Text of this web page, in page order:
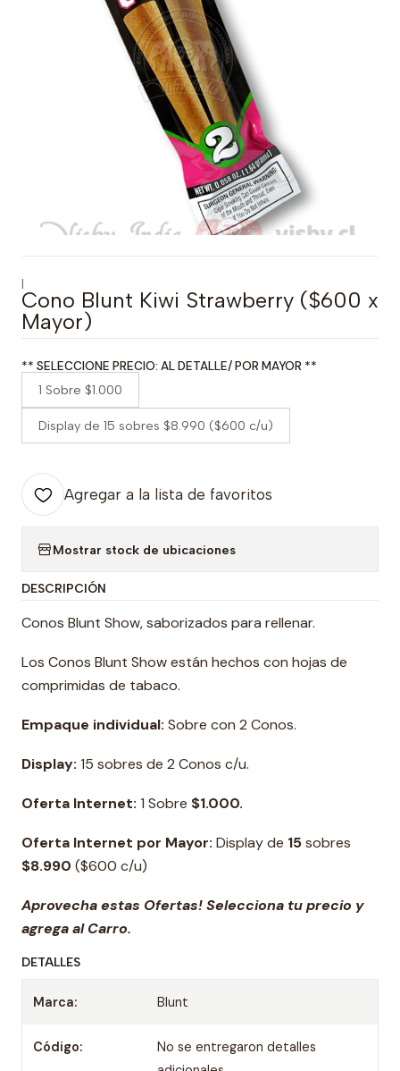
|
Cono Blunt Kiwi Strawberry ($600 x
Mayor)
** SELECCIONE PRECIO: AL DETALLE/ POR MAYOR **
1 Sobre $1.000
Display de 15 sobres $8.990 ($600 c/u)
Agregar a la lista de favoritos
Mostrar stock de ubicaciones
DESCRIPCIÓN
Conos Blunt Show, saborizados para rellenar.
Los Conos Blunt Show están hechos con hojas de
comprimidas de tabaco.
Empaque individual: Sobre con 2 Conos.
Display: 15 sobres de 2 Conos c/u.
Oferta Internet: 1 Sobre $1.000.
Oferta Internet por Mayor: Display de 15sobres
$8.990 ($600 c/u)
Aprovecha estas Ofertas! Selecciona tu precio y
agrega al Carro.
DETALLES
Marca: Blunt
Código:
No se entregaron detalles